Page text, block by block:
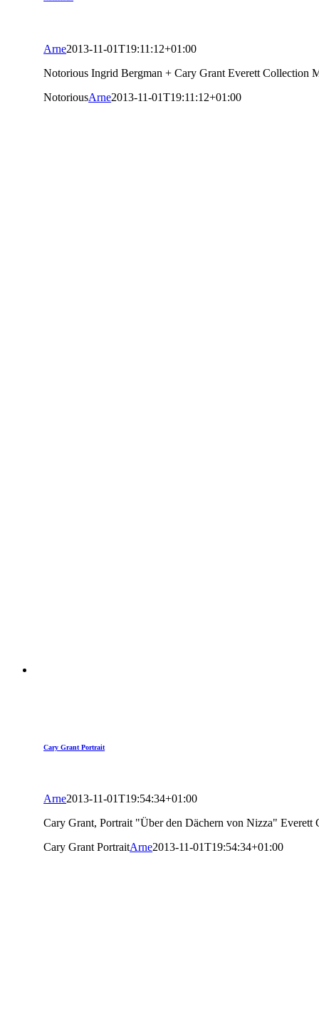
Arne2013-11-01T19:11:12+01:00
Notorious Ingrid Bergman + Cary Grant Everett Collection
NotoriousArne2013-11-01T19:11:12+01:00
Cary Grant Portrait
Arne2013-11-01T19:54:34+01:00
Cary Grant, Portrait "Über den Dächern von Nizza" Everett
Cary Grant PortraitArne2013-11-01T19:54:34+01:00